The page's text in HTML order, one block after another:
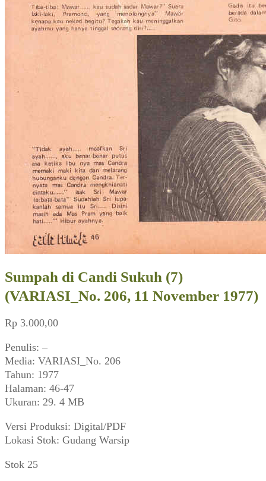
Sumpah di Candi Sukuh (7)
(VARIASI_No. 206, 11 November 1977)
Rp 3.000,00
Penulis: –
Media: VARIASI_No. 206
Tahun: 1977
Halaman: 46-47
Ukuran: 29. 4 MB
Versi Produksi: Digital/PDF
Lokasi Stok: Gudang Warsip
Stok 25